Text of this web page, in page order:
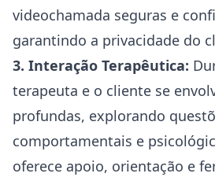
videochamada seguras e
garantindo a privacidade do
3. Interação Terapêutica:
terapeuta e o cliente se
profundas, explorando
comportamentais e
oferece apoio, orientação e